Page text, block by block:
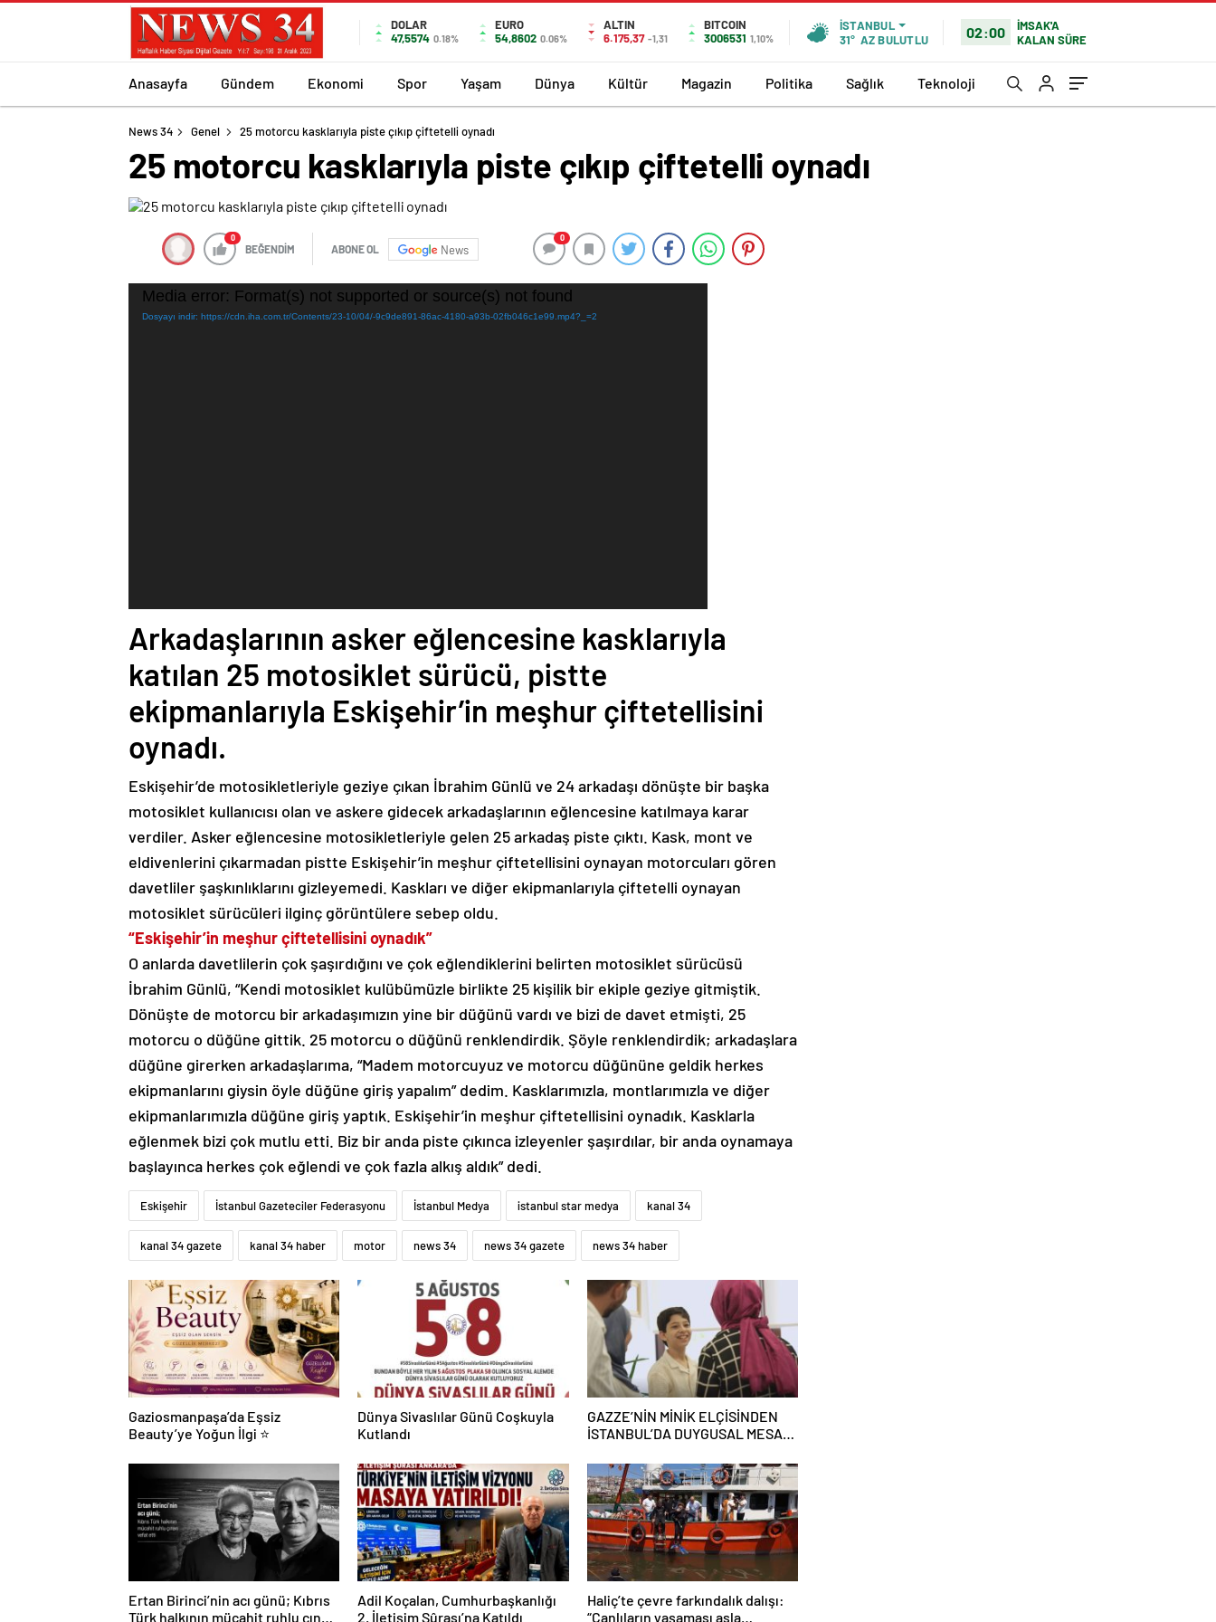
DOLAR
47,5574 0.18%
EURO
54,8602 0.06%
ALTIN
6.175,37 -1,31
BITCOIN
3006531 1,10%
İSTANBUL
31° AZ BULUTLU 02:00
İMSAK'A
KALAN SÜRE
Anasayfa Gündem Ekonomi Spor Yaşam Dünya Kültür Magazin Politika Sağlık Teknoloji
News 34 Genel 25 motorcu kasklarıyla piste çıkıp çiftetelli oynadı
25 motorcu kasklarıyla piste çıkıp çiftetelli oynadı
0
BEĞENDİM ABONE OL News
0
Video
Media error: Format(s) not supported or source(s) not found
Dosyayı indir: https://cdn.iha.com.tr/Contents/23-10/04/-9c9de891-86ac-4180-a93b-02fb046c1e99.mp4?_=2
Arkadaşlarının asker eğlencesine kasklarıyla
katılan 25 motosiklet sürücü, pistte
ekipmanlarıyla Eskişehir’in meşhur çiftetellisini
oynadı.
Eskişehir’de motosikletleriyle geziye çıkan İbrahim Günlü ve 24 arkadaşı dönüşte bir başka
motosiklet kullanıcısı olan ve askere gidecek arkadaşlarının eğlencesine katılmaya karar
verdiler. Asker eğlencesine motosikletleriyle gelen 25 arkadaş piste çıktı. Kask, mont ve
eldivenlerini çıkarmadan pistte Eskişehir’in meşhur çiftetellisini oynayan motorcuları gören
davetliler şaşkınlıklarını gizleyemedi. Kaskları ve diğer ekipmanlarıyla çiftetelli oynayan
motosiklet sürücüleri ilginç görüntülere sebep oldu.
“Eskişehir’in meşhur çiftetellisini oynadık”
O anlarda davetlilerin çok şaşırdığını ve çok eğlendiklerini belirten motosiklet sürücüsü
İbrahim Günlü, “Kendi motosiklet kulübümüzle birlikte 25 kişilik bir ekiple geziye gitmiştik.
Dönüşte de motorcu bir arkadaşımızın yine bir düğünü vardı ve bizi de davet etmişti, 25
motorcu o düğüne gittik. 25 motorcu o düğünü renklendirdik. Şöyle renklendirdik; arkadaşlara
düğüne girerken arkadaşlarıma, “Madem motorcuyuz ve motorcu düğününe geldik herkes
ekipmanlarını giysin öyle düğüne giriş yapalım” dedim. Kasklarımızla, montlarımızla ve diğer
ekipmanlarımızla düğüne giriş yaptık. Eskişehir’in meşhur çiftetellisini oynadık. Kasklarla
eğlenmek bizi çok mutlu etti. Biz bir anda piste çıkınca izleyenler şaşırdılar, bir anda oynamaya
başlayınca herkes çok eğlendi ve çok fazla alkış aldık” dedi.
Eskişehir İstanbul Gazeteciler Federasyonu İstanbul Medya istanbul star medya kanal 34
kanal 34 gazete kanal 34 haber motor news 34 news 34 gazete news 34 haber
Gaziosmanpaşa’da Eşsiz
Beauty’ye Yoğun İlgi ⭐
Dünya Sivaslılar Günü Coşkuyla
Kutlandı
GAZZE’NİN MİNİK ELÇİSİNDEN
İSTANBUL’DA DUYGUSAL MESAJ:
Ertan Birinci’nin acı günü; Kıbrıs
Türk halkının mücahit ruhlu çınarı
Adil Koçalan, Cumhurbaşkanlığı
2. İletişim Şûrası’na Katıldı
Haliç’te çevre farkındalık dalışı:
“Canlıların yaşaması asla